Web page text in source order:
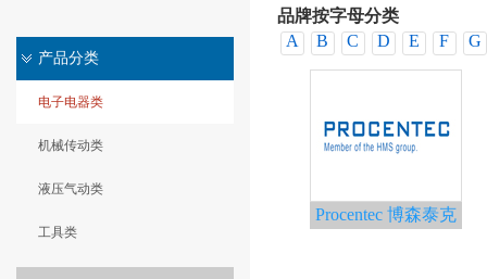
产品分类
电子电器类
机械传动类
液压气动类
工具类
品牌按字母分类
A
B C D E F G
Procentec 博森泰克